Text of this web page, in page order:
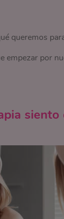
queremos
empezar por
siento